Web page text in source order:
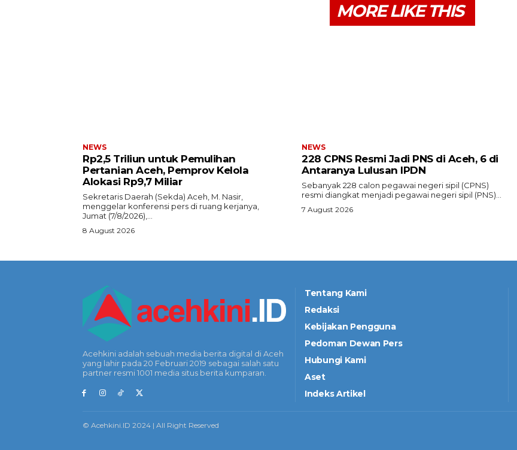
MORE LIKE THIS
NEWS
Rp2,5 Triliun untuk Pemulihan
Pertanian Aceh, Pemprov Kelola
Alokasi Rp9,7 Miliar
‎Sekretaris Daerah (Sekda) Aceh, M. Nasir,
menggelar konferensi pers di ruang kerjanya,
Jumat (7/8/2026),...
8 August 2026
NEWS
228 CPNS Resmi Jadi PNS di Aceh, 6 di
Antaranya Lulusan IPDN
Sebanyak 228 calon pegawai negeri sipil (CPNS)
resmi diangkat menjadi pegawai negeri sipil (PNS)...
7 August 2026
Acehkini adalah sebuah media berita digital di Aceh
yang lahir pada 20 Februari 2019 sebagai salah satu
partner resmi 1001 media situs berita kumparan.
Tentang Kami
Redaksi
Kebijakan Pengguna
Pedoman Dewan Pers
Hubungi Kami
Aset
Indeks Artikel
© Acehkini.ID 2024 | All Right Reserved